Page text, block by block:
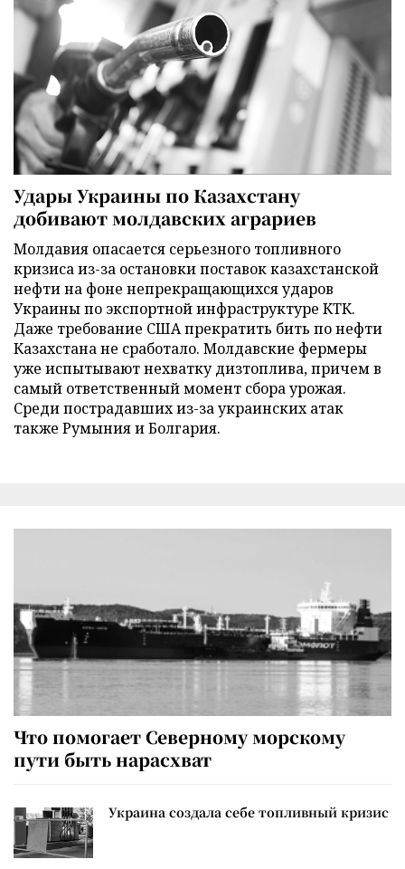
Удары Украины по Казахстану
добивают молдавских аграриев
Молдавия опасается серьезного топливного
кризиса из-за остановки поставок казахстанской
нефти на фоне непрекращающихся ударов
Украины по экспортной инфраструктуре КТК.
Даже требование США прекратить бить по нефти
Казахстана не сработало. Молдавские фермеры
уже испытывают нехватку дизтоплива, причем в
самый ответственный момент сбора урожая.
Среди пострадавших из-за украинских атак
также Румыния и Болгария.
Что помогает Северному морскому
пути быть нарасхват
Украина создала себе топливный кризис